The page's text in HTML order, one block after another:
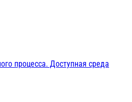
процесса. Доступная среда